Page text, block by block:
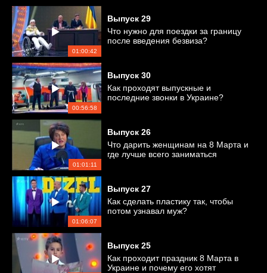
01:00:42
Выпуск 29
Что нужно для поездки за границу
после введения безвиза?
00:56:58
Выпуск 30
Как проходят выпускные и
последние звонки в Украине?
01:01:11
Выпуск 26
Что дарить женщинам на 8 Марта и
где лучше всего заниматься
01:06:07
Выпуск 27
Как сделать пластику так, чтобы
потом узнавал муж?
Выпуск 25
Как проходит праздник 8 Марта в
Украине и почему его хотят